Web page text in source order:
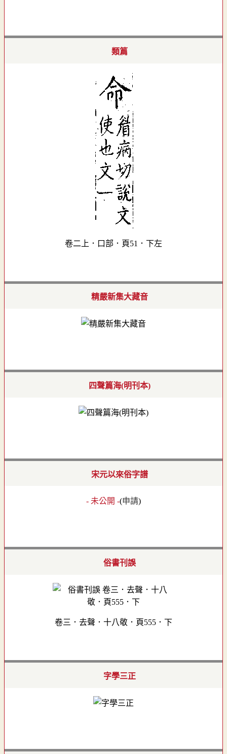
類篇
卷二上．口部．頁51．下左
精嚴新集大藏音
四聲篇海(明刊本)
宋元以來俗字譜
- 未公開 -(申請)
俗書刊誤
卷三．去聲．十八敬．頁555．下
字學三正